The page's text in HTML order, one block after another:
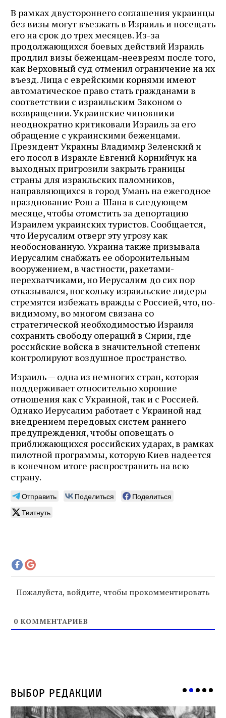
В рамках двустороннего соглашения украинцы
без визы могут въезжать в Израиль и посещать
его на срок до трех месяцев. Из-за
продолжающихся боевых действий Израиль
продлил визы беженцам-неевреям после того,
как Верховный суд отменил ограничение на их
въезд. Лица с еврейскими корнями имеют
автоматическое право стать гражданами в
соответствии с израильским Законом о
возвращении. Украинские чиновники
неоднократно критиковали Израиль за его
обращение с украинскими беженцами.
Президент Украины Владимир Зеленский и
его посол в Израиле Евгений Корнийчук на
выходных пригрозили закрыть границы
страны для израильских паломников,
направляющихся в город Умань на ежегодное
празднование Рош а-Шана в следующем
месяце, чтобы отомстить за депортацию
Израилем украинских туристов. Сообщается,
что Иерусалим отверг эту угрозу как
необоснованную. Украина также призывала
Иерусалим снабжать ее оборонительным
вооружением, в частности, ракетами-
перехватчиками, но Иерусалим до сих пор
отказывался, поскольку израильские лидеры
стремятся избежать вражды с Россией, что, по-
видимому, во многом связана со
стратегической необходимостью Израиля
сохранить свободу операций в Сирии, где
российские войска в значительной степени
контролируют воздушное пространство.
Израиль — одна из немногих стран, которая
поддерживает относительно хорошие
отношения как с Украиной, так и с Россией.
Однако Иерусалим работает с Украиной над
внедрением передовых систем раннего
предупреждения, чтобы оповещать о
приближающихся российских ударах, в рамках
пилотной программы, которую Киев надеется
в конечном итоге распространить на всю
страну.
Отправить Поделиться
Поделиться
Твитнуть
Пожалуйста, войдите, чтобы прокомментировать
0 КОММЕНТАРИЕВ
Выбор редакции